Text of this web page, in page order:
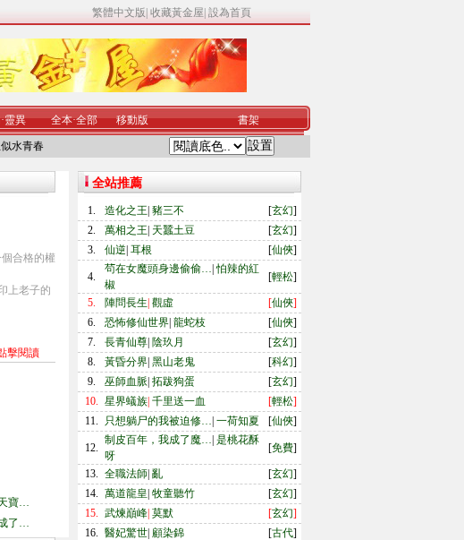
繁體中文版 收藏黃金屋 設為首頁
·靈異 全本·全部 移動版 書架
水青春
合格的權
上老子的
擊閱讀
寶…
了…
全站推薦
1. 造化之王 豬三不 [玄幻]
2.
萬相之王 天蠶土豆 [玄幻]
3.
仙逆 耳根 [仙俠]
4.
茍在女魔頭身邊偷偷… |怕辣的紅
椒
[輕松]
5. 陣問長生 觀虛 [仙俠]
6.
恐怖修仙世界 龍蛇枝 [仙俠]
7.
長青仙尊 陰玖月 [玄幻]
8.
黃昏分界 黑山老鬼 [科幻]
9.
巫師血脈 拓跋狗蛋 [玄幻]
10. 星界蟻族 千里送一血 [輕松]
11.
只想躺尸的我被迫修… 一荷知夏 [仙俠]
12.
制皮百年，我成了魔… 是桃花酥
呀
[免費]
13. 全職法師 亂 [玄幻]
14. 萬道龍皇 牧童聽竹 [玄幻]
15. 武煉巔峰 莫默 [玄幻]
16. 醫妃驚世 顧染錦 [古代]